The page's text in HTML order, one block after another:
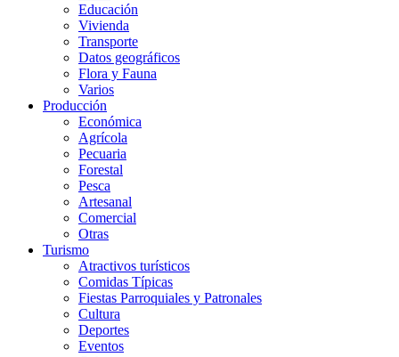
Educación
Vivienda
Transporte
Datos geográficos
Flora y Fauna
Varios
Producción
Económica
Agrícola
Pecuaria
Forestal
Pesca
Artesanal
Comercial
Otras
Turismo
Atractivos turísticos
Comidas Típicas
Fiestas Parroquiales y Patronales
Cultura
Deportes
Eventos